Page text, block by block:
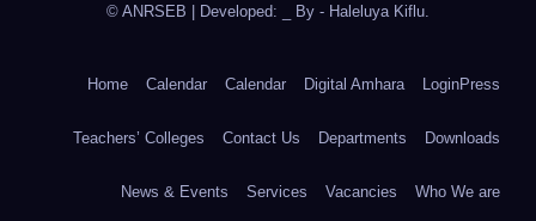
© ANRSEB Developed: _ By - Haleluya Kiflu
Home Calendar Calendar Digital Amhara LoginPress
Teachers’ Colleges Contact Us Departments Downloads
News & Events Services Vacancies Who We are